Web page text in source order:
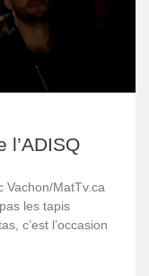
l’ADISQ
Vachon/MatTv.ca
les tapis
c’est l’occasion